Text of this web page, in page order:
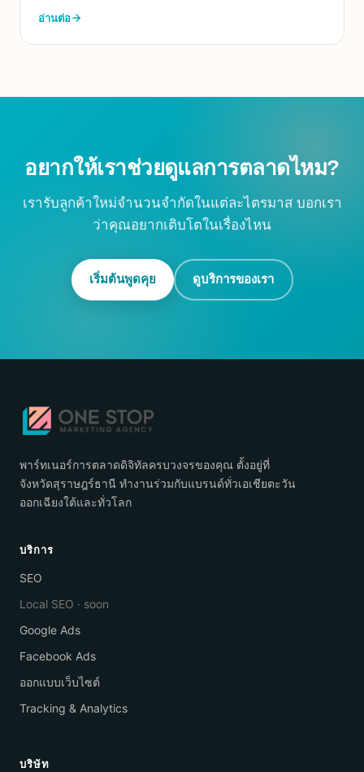
อ่านต่อ
อยากให้เราช่วยดูแลการตลาดไหม?
เรารับลูกค้าใหม่จำนวนจำกัดในแต่ละไตรมาส บอกเรา
ว่าคุณอยากเติบโตในเรื่องไหน
เริ่มต้นพูดคุย ดูบริการของเรา
พาร์ทเนอร์การตลาดดิจิทัลครบวงจรของคุณ ตั้งอยู่ที่
จังหวัดสุราษฎร์ธานี ทำงานร่วมกับแบรนด์ทั่วเอเชียตะวัน
ออกเฉียงใต้และทั่วโลก
บริการ
SEO
Local SEO · soon
Google Ads
Facebook Ads
ออกแบบเว็บไซต์
Tracking & Analytics
บริษัท